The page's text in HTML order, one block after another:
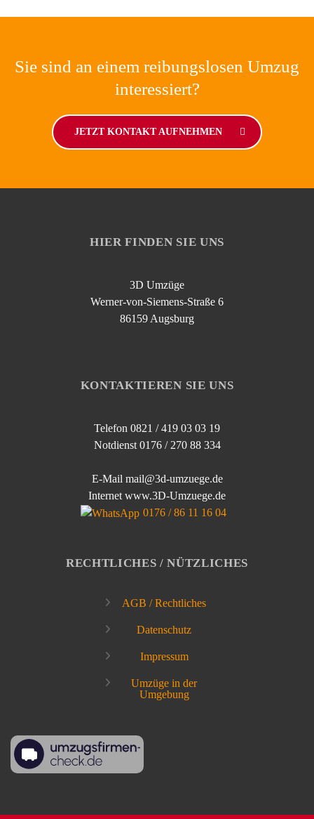
Sie sind an einem reibungslosen Umzug
interessiert?
JETZT KONTAKT AUFNEHMEN
HIER FINDEN SIE UNS
3D Umzüge
Werner-von-Siemens-Straße 6
86159 Augsburg
KONTAKTIEREN SIE UNS
Telefon 0821 / 419 03 03 19
Notdienst 0176 / 270 88 334
E-Mail mail@3d-umzuege.de
Internet www.3D-Umzuege.de
0176 / 86 11 16 04
RECHTLICHES / NÜTZLICHES
AGB / Rechtliches
Datenschutz
Impressum
Umzüge in der
Umgebung